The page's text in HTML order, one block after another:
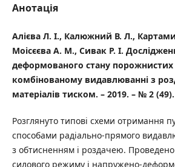
Анотація
Алієва Л. І., Калюжний В. Л.,
Моісєєва А. М., Сивак Р. І.
деформованого стану порожнистих
комбінованому видавлюванні з
матеріалів тиском. – 2019. – № 2
Розглянуто типові схеми отримання
способами радіально-прямого
з обтисненням і роздачею.
силового режиму і напружено-